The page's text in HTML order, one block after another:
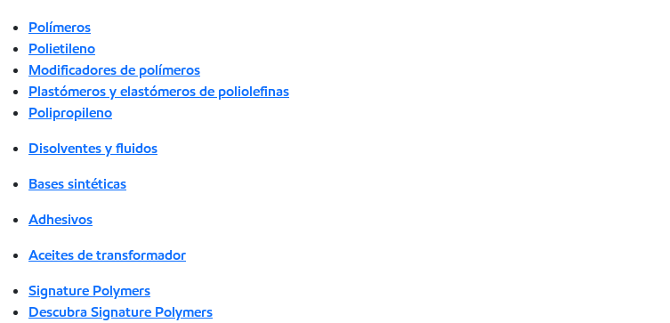
Polímeros
Polietileno
Modificadores de polímeros
Plastómeros y elastómeros de poliolefinas
Polipropileno
Disolventes y fluidos
Bases sintéticas
Adhesivos
Aceites de transformador
Signature Polymers
Descubra Signature Polymers